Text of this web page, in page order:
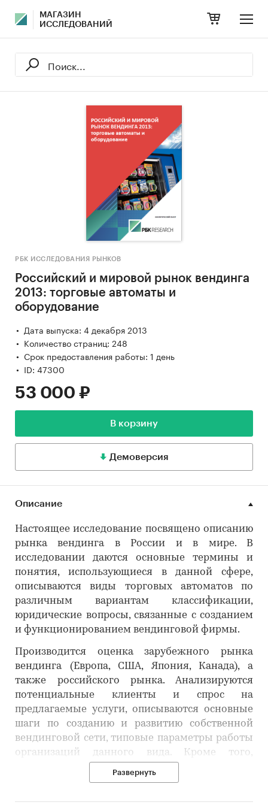
МАГАЗИН
ИССЛЕДОВАНИЙ
РБК ИССЛЕДОВАНИЯ РЫНКОВ
Российский и мировой рынок вендинга
2013: торговые автоматы и
оборудование
Дата выпуска: 4 декабря 2013
Количество страниц: 248
Срок предоставления работы: 1 день
ID: 47300
53 000 ₽
В корзину
Демоверсия
Описание
Настоящее исследование посвящено описанию
рынка вендинга в России и в мире. В
исследовании даются основные термины и
понятия, использующиеся в данной сфере,
описываются виды торговых автоматов по
различным вариантам классификации,
юридические вопросы, связанные с созданием
и функционированием вендинговой фирмы.
Производится оценка зарубежного рынка
вендинга (Европа, США, Япония, Канада), а
также российского рынка. Анализируются
потенциальные клиенты и спрос на
предлагаемые услуги, описываются основные
шаги по созданию и развитию собственной
вендинговой сети, типовые параметры работы
организаций данного вида. Кроме того,
приведена информация, касающаяся
динамики рынка торговых автоматов России,
Развернуть